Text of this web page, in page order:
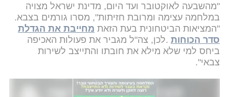
"מהשבעה לאוקטובר ועד היום, מדינת ישראל מצויה
במלחמה עצימה ומרובת חזיתות", מסרו גורמים בצבא.
"המציאות הביטחונית בעת הזאת מחייבת את הגדלת
סדר הכוחות .לכן, צה"ל מגביר את פעולות האכיפה
ביחס למי שלא מילא את חובתו והתייצב לשירות
צבאי".